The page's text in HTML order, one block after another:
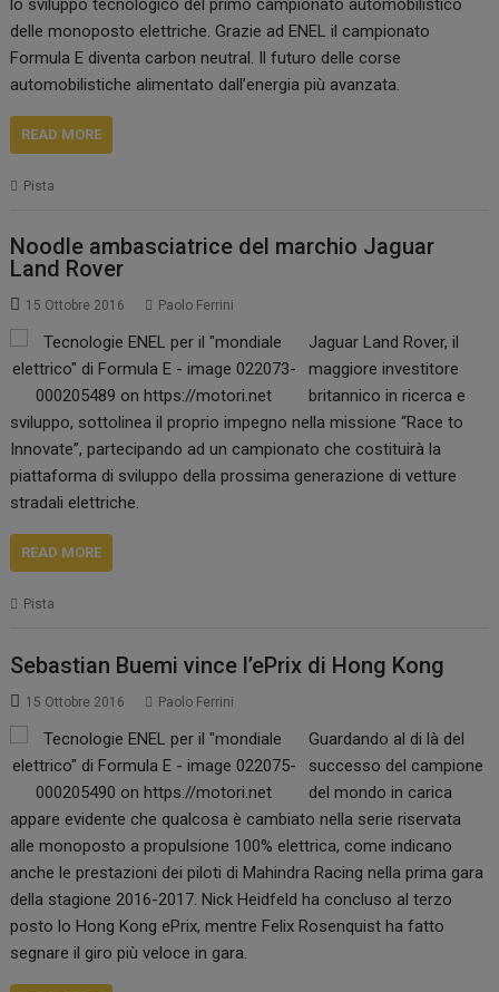
delle monoposto elettriche. Grazie ad ENEL il campionato
Formula E diventa carbon neutral. Il futuro delle corse
automobilistiche alimentato dall’energia più avanzata.
READ MORE
Pista
Noodle ambasciatrice del marchio Jaguar
Land Rover
15 Ottobre 2016 Paolo Ferrini
Jaguar Land Rover, il
maggiore investitore
britannico in ricerca e
sviluppo, sottolinea il proprio impegno nella missione “Race to
Innovate”, partecipando ad un campionato che costituirà la
piattaforma di sviluppo della prossima generazione di vetture
stradali elettriche.
READ MORE
Pista
Sebastian Buemi vince l’ePrix di Hong Kong
15 Ottobre 2016 Paolo Ferrini
Guardando al di là del
successo del campione
del mondo in carica
appare evidente che qualcosa è cambiato nella serie riservata
alle monoposto a propulsione 100% elettrica, come indicano
anche le prestazioni dei piloti di Mahindra Racing nella prima gara
della stagione 2016-2017. Nick Heidfeld ha concluso al terzo
posto lo Hong Kong ePrix, mentre Felix Rosenquist ha fatto
segnare il giro più veloce in gara.